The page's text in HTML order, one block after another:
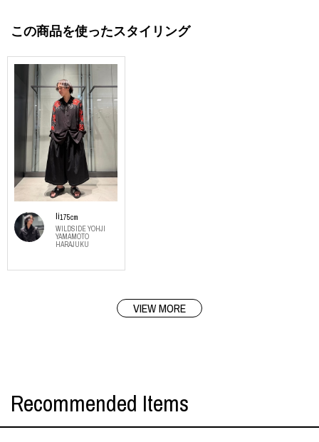
この商品を使ったスタイリング
Ii175cm
WILDSIDE YOHJI
YAMAMOTO
HARAJUKU
VIEW MORE
Recommended Items